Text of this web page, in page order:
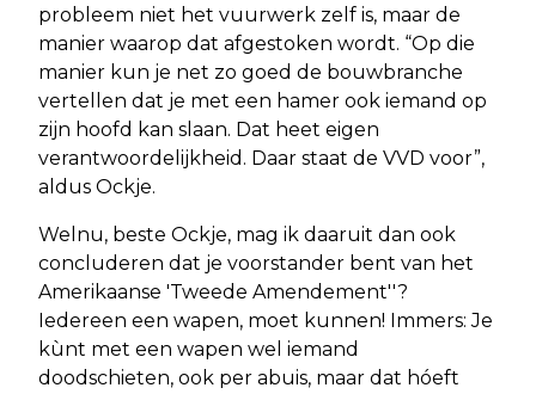
probleem niet het vuurwerk zelf is, maar de
manier waarop dat afgestoken wordt. “Op die
manier kun je net zo goed de bouwbranche
vertellen dat je met een hamer ook iemand op
zijn hoofd kan slaan. Dat heet eigen
verantwoordelijkheid. Daar staat de VVD voor”,
aldus Ockje.
Welnu, beste Ockje, mag ik daaruit dan ook
concluderen dat je voorstander bent van het
Amerikaanse 'Tweede Amendement''?
Iedereen een wapen, moet kunnen! Immers: Je
kùnt met een wapen wel iemand
doodschieten, ook per abuis, maar dat hóeft